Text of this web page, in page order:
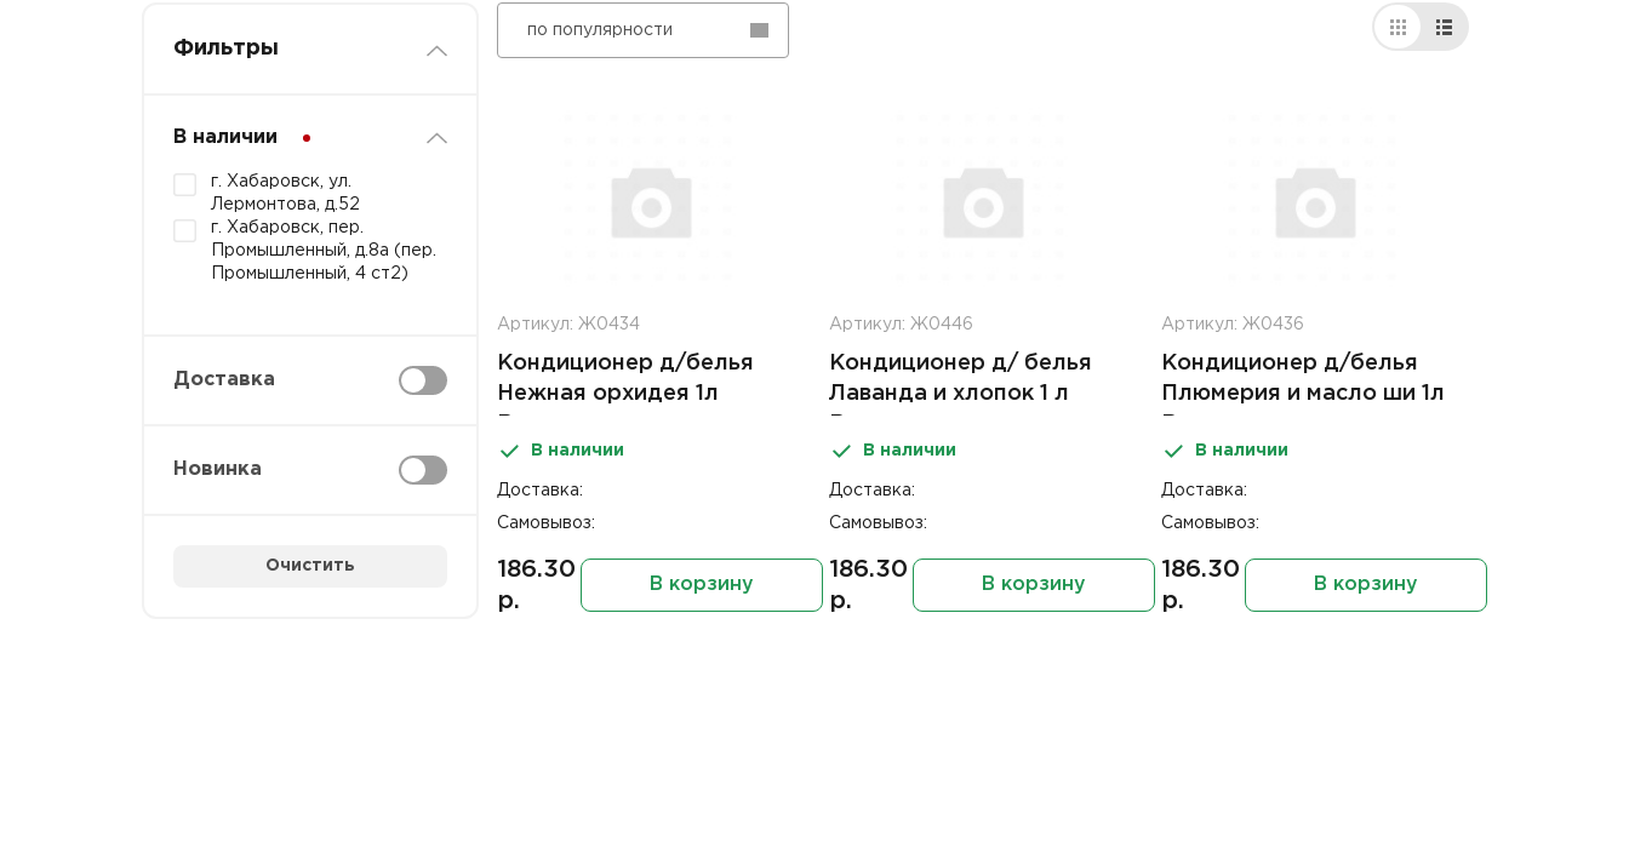
Фильтры
В наличии
г. Хабаровск, ул.
Лермонтова, д.52
г. Хабаровск, пер.
Промышленный, д.8а (пер.
Промышленный, 4 ст2)
Доставка
Новинка
Очистить
по популярности
Артикул: Ж0434
Кондиционер д/белья
Нежная орхидея 1л
В наличии
Доставка:
Самовывоз:
186.30
р.
В корзину
Артикул: Ж0446
Кондиционер д/ белья
Лаванда и хлопок 1 л
В наличии
Доставка:
Самовывоз:
186.30
р.
В корзину
Артикул: Ж0436
Кондиционер д/белья
Плюмерия и масло ши 1л
В наличии
Доставка:
Самовывоз:
186.30
р.
В корзину